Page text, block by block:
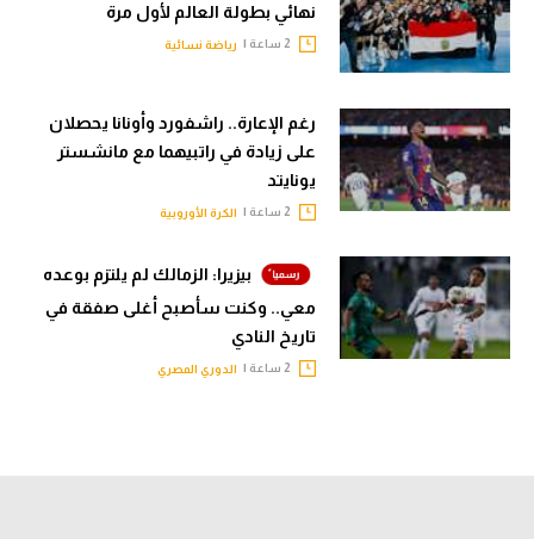
نهائي بطولة العالم لأول مرة
رياضة نسائية
رغم الإعارة.. راشفورد وأونانا يحصلان
على زيادة في راتبيهما مع مانشستر
يونايتد
الكرة الأوروبية
بيزيرا: الزمالك لم يلتزم بوعده
معي.. وكنت سأصبح أغلى صفقة في
تاريخ النادي
الدوري المصري